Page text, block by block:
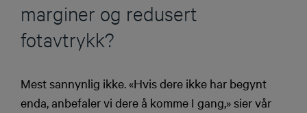
marginer og redusert
fotavtrykk?
Mest sannynlig ikke. «Hvis dere ikke har begynt
enda, anbefaler vi dere å komme I gang,» sier vår